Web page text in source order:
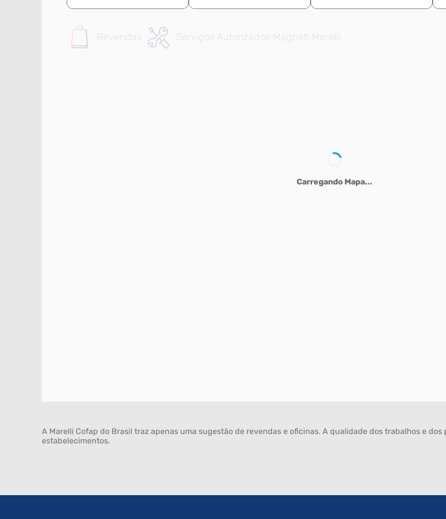
Revendas Serviços Autorizados Magneti Marelli
A Marelli Cofap do Brasil traz apenas uma sugestão de revendas e oficinas. A qualidade dos trabalhos e
estabelecimentos.